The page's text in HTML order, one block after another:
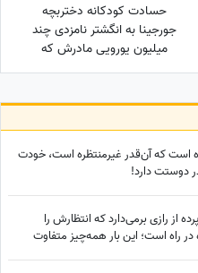
حسادت کودکانه دختربچه
جورجینا به انگشتر نامزدی چند
میلیون یورویی مادرش که
رونالدو به او هدیه داده بود!
است که آن‌قدر غیرمنتظره است، خودت
دوستت دارد!
از رازی برمی‌دارد که انتظارش را
در راه است؛ این بار همه‌چیز متفاوت